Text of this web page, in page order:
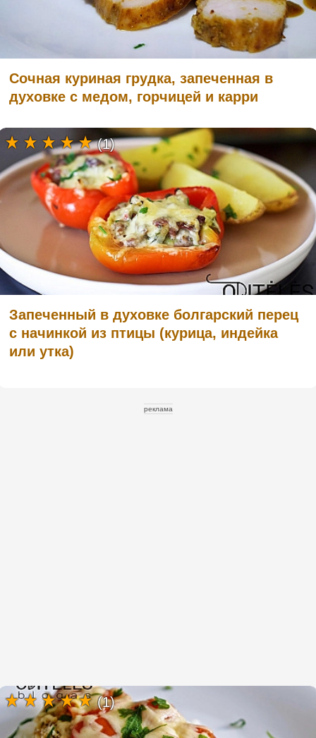
Сочная куриная грудка, запеченная в
духовке с медом, горчицей и карри
Запеченный в духовке болгарский перец
с начинкой из птицы (курица, индейка
или утка)
(1)
реклама
(1)